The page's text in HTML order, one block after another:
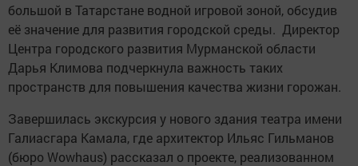
большой в Татарстане водной игровой зоной, обсудив
её значение для развития городской среды. Директор
Центра городского развития Мурманской области
Дарья Климова подчеркнула важность таких
пространств для повышения качества жизни горожан.
Завершилась экскурсия у нового здания театра имени
Галиасгара Камала, где архитектор Ильяс Гильманов
(бюро Wowhaus) рассказал о проекте, реализованном